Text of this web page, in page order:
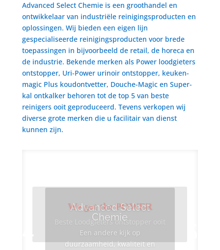
Advanced Select Chemie is een groothandel en
ontwikkelaar van industriële reinigingsproducten en
oplossingen. Wij bieden een eigen lijn
gespecialiseerde reinigingsproducten voor brede
toepassingen in bijvoorbeeld de retail, de horeca en
de industrie. Bekende merken als Power loodgieters
ontstopper, Uri-Power urinoir ontstopper, keuken-
magic Plus koudontvetter, Douche-Magic en Super-
kal ontkalker behoren tot de top 5 van beste
reinigers ooit geproduceerd. Tevens verkopen wij
diverse grote merken die u facilitair van dienst
kunnen zijn.
Advanced Select
Chemie
Een andere kijk op
duurzaamheid, kwaliteit en
We got the POWER
Beste Loodgieters ontstopper ooit